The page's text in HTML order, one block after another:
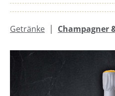
Getränke | Champagner
Bildergalerie überspringen